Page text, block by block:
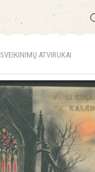
SVEIKINIMŲ ATVIRUKAI